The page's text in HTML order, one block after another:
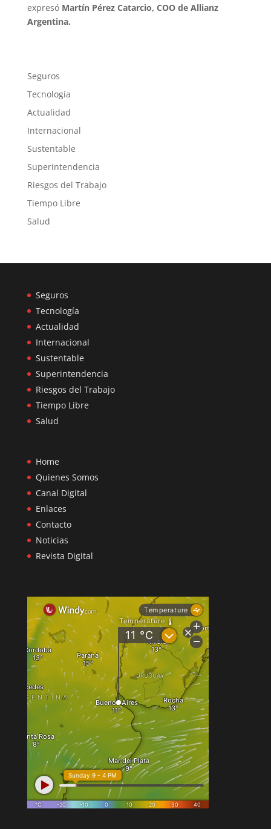
expresó Martín Pérez Catarcio, COO de Allianz
Argentina.
Seguros
Tecnología
Actualidad
Internacional
Sustentable
Superintendencia
Riesgos del Trabajo
Tiempo Libre
Salud
Seguros
Tecnología
Actualidad
Internacional
Sustentable
Superintendencia
Riesgos del Trabajo
Tiempo Libre
Salud
Home
Quienes Somos
Canal Digital
Enlaces
Contacto
Noticias
Revista Digital